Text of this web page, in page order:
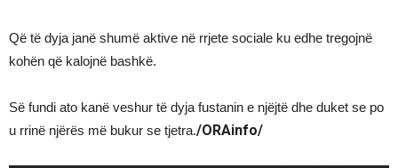
Që të dyja janë shumë aktive në rrjete sociale ku edhe tregojnë
kohën që kalojnë bashkë.
Së fundi ato kanë veshur të dyja fustanin e njëjtë dhe duket se po
u rrinë njërës më bukur se tjetra./ORAinfo/